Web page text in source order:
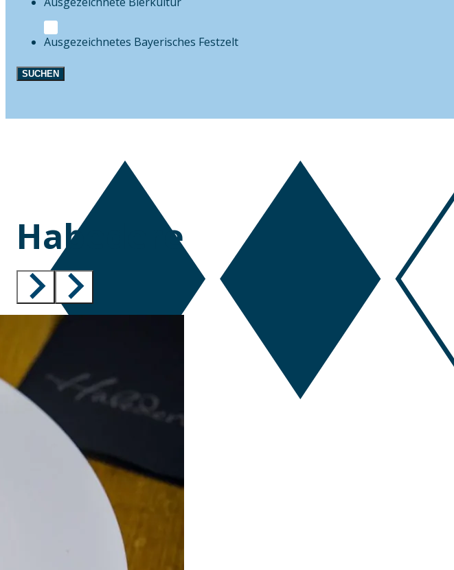
Festzelt
SUCHEN
Habedere